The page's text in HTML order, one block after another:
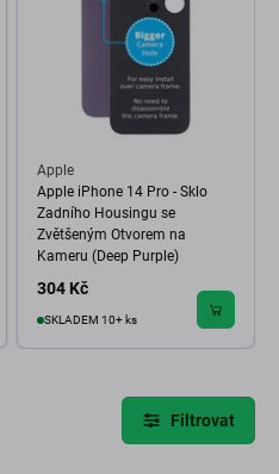
Apple
Apple iPhone 14 Pro - Sklo
Zadního Housingu se
Zvětšeným Otvorem na
Kameru (Deep Purple)
304 Kč
SKLADEM 10+ ks
Filtrovat